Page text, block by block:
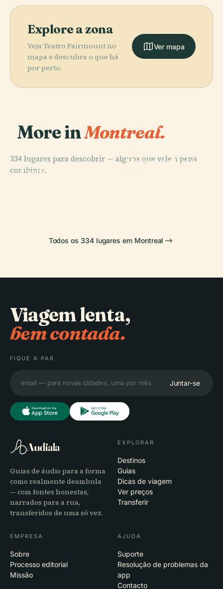
Explore a zona
Veja Teatro Fairmount no
mapa e descubra o que há
por perto.
Ver mapa
More inMontreal.
334 lugares para descobrir — alguns que vale a pena
combinar.
PLACE
Museu de Belas
PLACE
Jardim
Todos os 334 lugares em Montreal
Viagem lenta,
bem contada.
FIQUE A PAR
Juntar-se
Audiala
Guias de áudio para a forma
como realmente deambula
— com fontes honestas,
narrados para a rua,
transferidos de uma só vez.
EXPLORAR
Destinos
Guias
Dicas de viagem
Ver preços
Transferir
EMPRESA
Sobre
Processo editorial
Missão
AJUDA
Suporte
Resolução de problemas da
app
Contacto